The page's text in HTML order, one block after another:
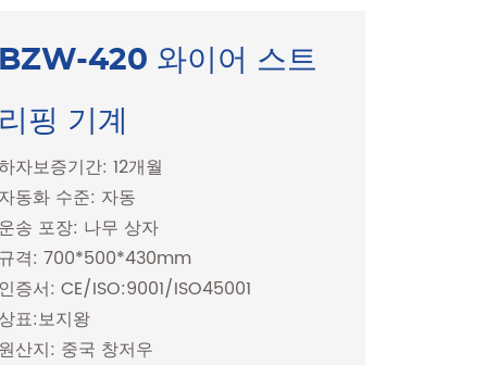
BZW-420 와이어 스트
리핑 기계
자보증기간: 12개월
자동화 수준: 자동
운송 포장: 나무 상자
규격: 700*500*430mm
인증서: CE/ISO:9001/ISO45001
상표:보지왕
원산지: 중국 창저우